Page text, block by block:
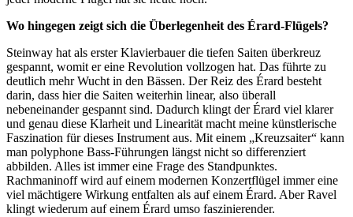
Wo hingegen zeigt sich die Überlegenheit des Érard-Flügels?
Steinway hat als erster Klavierbauer die tiefen Saiten überkreuz
gespannt, womit er eine Revolution vollzogen hat. Das führte zu
deutlich mehr Wucht in den Bässen. Der Reiz des Érard besteht
darin, dass hier die Saiten weiterhin linear, also überall
nebeneinander gespannt sind. Dadurch klingt der Érard viel klarer
und genau diese Klarheit und Linearität macht meine künstlerische
Faszination für dieses Instrument aus. Mit einem „Kreuzsaiter“ kann
man polyphone Bass-Führungen längst nicht so differenziert
abbilden. Alles ist immer eine Frage des Standpunktes.
Rachmaninoff wird auf einem modernen Konzertflügel immer eine
viel mächtigere Wirkung entfalten als auf einem Érard. Aber Ravel
klingt wiederum auf einem Érard umso faszinierender.